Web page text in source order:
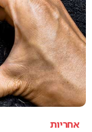
אחריות